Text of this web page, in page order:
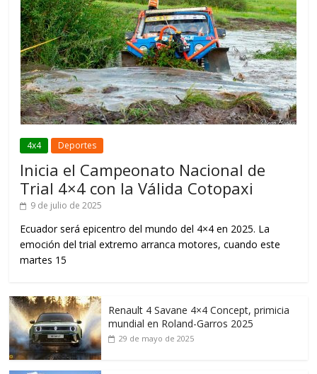
4x4 Deportes
Inicia el Campeonato Nacional de
Trial 4×4 con la Válida Cotopaxi
9 de julio de 2025
Ecuador será epicentro del mundo del 4×4 en 2025. La
emoción del trial extremo arranca motores, cuando este
martes 15
Renault 4 Savane 4×4 Concept, primicia
mundial en Roland-Garros 2025
29 de mayo de 2025